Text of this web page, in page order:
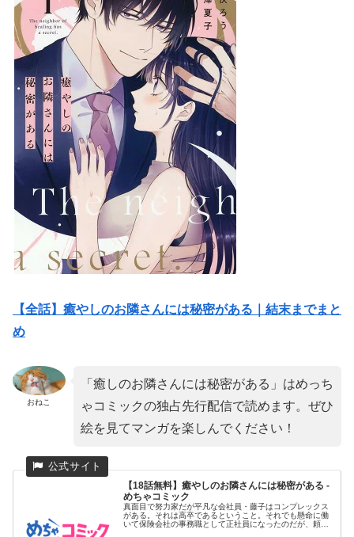
【全話】癒やしのお隣さんには秘密がある｜結末までまと
め
おねこ
「癒しのお隣さんには秘密がある」はめっち
ゃコミックの独占先行配信で読めます。ぜひ
絵を見てマンガを楽しんでください！
【18話無料】癒やしのお隣さんには秘密がある -
めちゃコミック
真面目で努力家だが平凡な会社員・藤子はコンプレックス
がある。それは高卒であるということ。それでも懸命に働
いて保険会社の事務職として正社員になったのだが、頼ま